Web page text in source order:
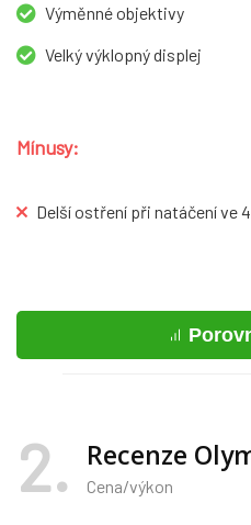
Výměnné objektivy
Velký výklopný displej
Mínusy:
Delší ostření při natáčení ve
2 Recenze
Cena/výkon